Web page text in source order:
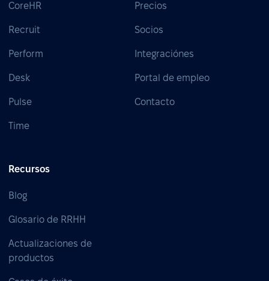
CoreHR
Recruit
Perform
Desk
Pulse
Time
Precios
Socios
Integraciónes
Portal de empleo
Contacto
Recursos
Blog
Glosario de RRHH
Actualizaciones de
productos